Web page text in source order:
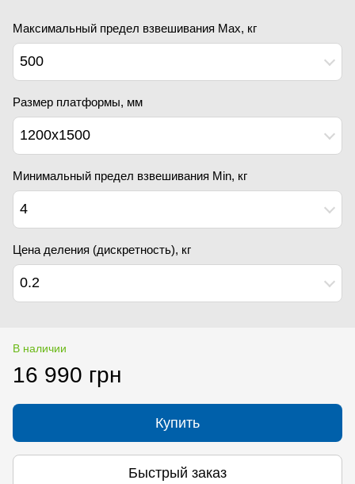
Максимальный предел взвешивания Мах, кг
500
Размер платформы, мм
1200x1500
Минимальный предел взвешивания Min, кг
4
Цена деления (дискретность), кг
0.2
В наличии
16 990 грн
Купить
Быстрый заказ